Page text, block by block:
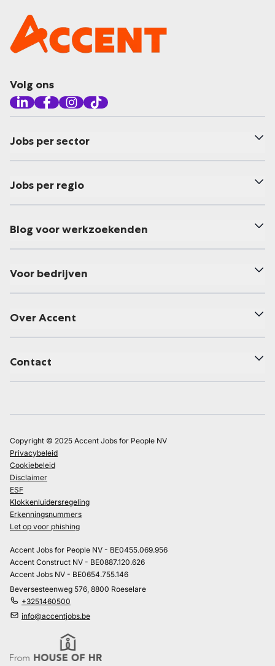
Volg ons
Jobs per sector
Jobs per regio
Blog voor werkzoekenden
Voor bedrijven
Over Accent
Contact
Copyright © 2025 Accent Jobs for People NV
Privacybeleid
Cookiebeleid
Disclaimer
ESF
Klokkenluidersregeling
Erkenningsnummers
Let op voor phishing
Accent Jobs for People NV - BE0455.069.956
Accent Construct NV - BE0887.120.626
Accent Jobs NV - BE0654.755.146
Beversesteenweg 576, 8800 Roeselare
+3251460500
info@accentjobs.be